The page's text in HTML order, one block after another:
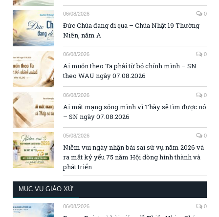
06/08/2026 0
Đức Chúa đang đi qua – Chúa Nhật 19 Thường
Niên, năm A
06/08/2026 0
Ai muốn theo Ta phải từ bỏ chính mình – SN
theo WAU ngày 07.08.2026
06/08/2026 0
Ai mất mạng sống mình vì Thầy sẽ tìm được nó
– SN ngày 07.08.2026
05/08/2026 0
Niềm vui ngày nhận bài sai sứ vụ năm 2026 và
ra mắt kỷ yếu 75 năm Hội dòng hình thành và
phát triển
MỤC VỤ GIÁO XỨ
06/08/2026 0